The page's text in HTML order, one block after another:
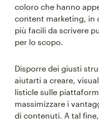
coloro che hanno
content marketing, in
più facili da scrivere
per lo scopo.
Disporre dei giusti
aiutarti a creare,
listicle sulle
massimizzare i
di contenuti. A tal